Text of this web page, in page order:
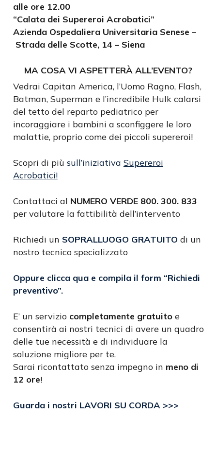
alle ore 12.00
“Calata dei Supereroi Acrobatici”
Azienda Ospedaliera Universitaria Senese –
Strada delle Scotte, 14 – Siena
MA COSA VI ASPETTERÀ ALL’EVENTO?
Vedrai Capitan America, l’Uomo Ragno, Flash,
Batman, Superman e l’incredibile Hulk calarsi
del tetto del reparto pediatrico per
incoraggiare i bambini a sconfiggere le loro
malattie, proprio come dei piccoli supereroi!
Scopri di più sull’iniziativa Supereroi
Acrobatici!
Contattaci al NUMERO VERDE 800. 300. 833
per valutare la fattibilità dell’intervento
Richiedi un SOPRALLUOGO GRATUITO di un
nostro tecnico specializzato
Oppure clicca qua e compila il form “Richiedi
preventivo”.
E’ un servizio completamente gratuitoe
consentirà ai nostri tecnici di avere un quadro
delle tue necessità e di individuare la
soluzione migliore per te.
Sarai ricontattato senza impegno in meno di
12 ore!
Guarda i nostri LAVORI SU CORDA >>>